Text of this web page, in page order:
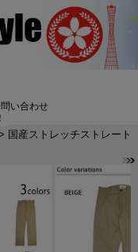
い合わせ
国産ストレッチストレート